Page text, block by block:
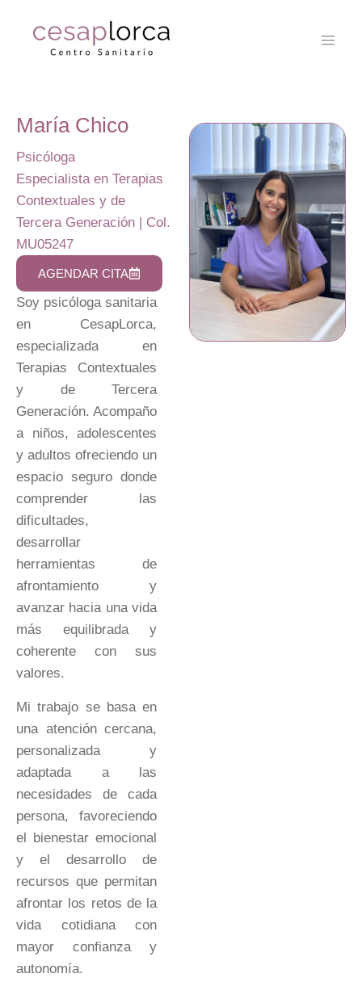
María Chico
Psicóloga
Especialista en Terapias
Contextuales y de
Tercera Generación | Col.
MU05247
AGENDAR CITA
Soy psicóloga sanitaria
en CesapLorca,
especializada en
Terapias Contextuales
y de Tercera
Generación. Acompaño
a niños, adolescentes
y adultos ofreciendo un
espacio seguro donde
comprender las
dificultades,
desarrollar
herramientas de
afrontamiento y
avanzar hacia una vida
más equilibrada y
coherente con sus
valores.
Mi trabajo se basa en
una atención cercana,
personalizada y
adaptada a las
necesidades de cada
persona, favoreciendo
el bienestar emocional
y el desarrollo de
recursos que permitan
afrontar los retos de la
vida cotidiana con
mayor confianza y
autonomía.